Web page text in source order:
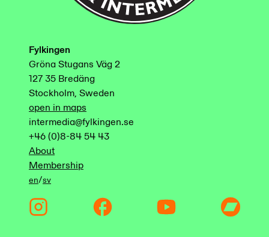
Fylkingen
Gröna Stugans Väg 2
127 35 Bredäng
Stockholm, Sweden
open in maps
intermedia@fylkingen.se
+46 (0)8-84 54 43
About
Membership
en/sv